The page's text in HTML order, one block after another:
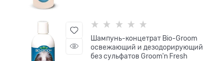
Шампунь-концетрат Bio-Groom
освежающий и дезодорирующий
без сульфатов Groom'n Fresh